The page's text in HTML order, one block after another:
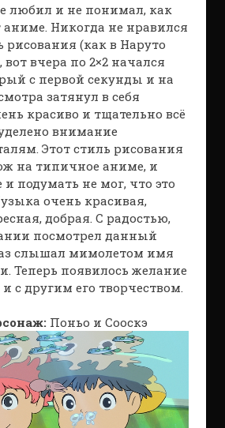
любил и не понимал, как
Никогда не нравился
рисования (как в Наруто
вчера по 2×2 начался
с первой секунды и на
затянул в себя
красиво и тщательно всё
внимание
Этот стиль рисования
на типичное аниме, и
подумать не мог, что это
очень красивая,
добрая. С радостью,
посмотрел данный
слышал мимолетом имя
Теперь появилось желание
с другим его творчеством.
Поньо и Сооскэ